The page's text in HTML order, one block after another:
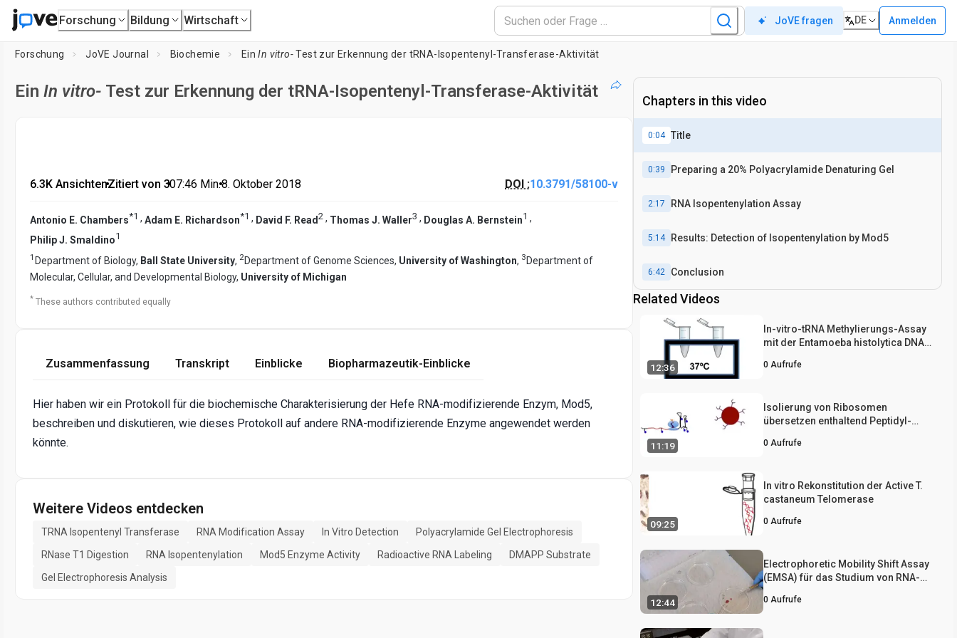
Forschung Bildung Wirtschaft JoVE fragen DE Anmelden
Forschung JoVE Journal Biochemie EinIn vitro-Test zur Erkennung der tRNA-Isopentenyl-Transferase-Aktivität
Ein In vitro- Test zur Erkennung der tRNA-Isopentenyl-Transferase-Aktivität
6.3K Ansichten•Zitiert von 3•07:46 Min.•8. Oktober 2018 DOI :10.3791/58100-v
Antonio E. Chambers*1 , Adam E. Richardson*1 , David F. Read 2 , Thomas J. Waller3 , Douglas A. Bernstein1 ,
Philip J. Smaldino1
1 Department of Biology, Ball State University, 2Department of Genome Sciences, University of Washington, 3 Department of
Molecular, Cellular, and Developmental Biology, University of Michigan
* These authors contributed equally
Zusammenfassung Transkript Einblicke Biopharmazeutik-Einblicke
Hier haben wir ein Protokoll für die biochemische Charakterisierung der Hefe RNA-modifizierende Enzym, Mod5,
beschreiben und diskutieren, wie dieses Protokoll auf andere RNA-modifizierende Enzyme angewendet werden
könnte.
Weitere Videos entdecken
TRNA Isopentenyl Transferase RNA Modification Assay In Vitro Detection
Polyacrylamide Gel Electrophoresis
RNase T1 Digestion
RNA Isopentenylation Mod5 Enzyme Activity Radioactive RNA Labeling
DMAPP Substrate
Gel Electrophoresis Analysis
Chapters in this video
0:04 Title
0:39 Preparing a 20% Polyacrylamide Denaturing Gel
2:17 RNA Isopentenylation Assay
5:14 Results: Detection of Isopentenylation by Mod5
6:42 Conclusion
Related Videos
12:36
In-vitro-tRNA Methylierungs-Assay
mit der Entamoeba histolytica DNA
(Ehmeth) Enzyme
0 Aufrufe
11:19
Isolierung von Ribosomen
übersetzen enthaltend Peptidyl-
strukturelle Analysen
0 Aufrufe
09:25
In vitro Rekonstitution der Active T.
castaneum Telomerase
0 Aufrufe
12:44
Electrophoretic Mobility Shift Assay
(EMSA) für das Studium von RNA-
IRP Beispiel
0 Aufrufe